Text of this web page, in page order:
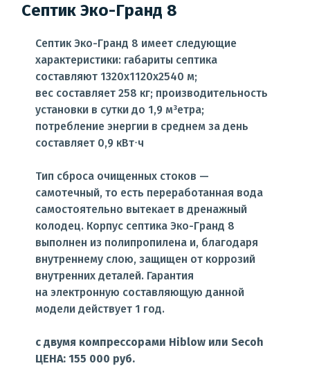
Септик Эко-Гранд 8
Септик Эко-Гранд 8 имеет следующие
характеристики: габариты септика
составляют 1320х1120х2540 м;
вес составляет 258 кг; производительность
установки в сутки до 1,9 м³етра;
потребление энергии в среднем за день
составляет 0,9 кВт⋅ч
Тип сброса очищенных стоков —
самотечный, то есть переработанная вода
самостоятельно вытекает в дренажный
колодец. Корпус септика Эко-Гранд 8
выполнен из полипропилена и, благодаря
внутреннему слою, защищен от коррозий
внутренних деталей. Гарантия
на электронную составляющую данной
модели действует 1 год.
с двумя компрессорами Hiblow или Secoh
ЦЕНА: 155 000 руб.